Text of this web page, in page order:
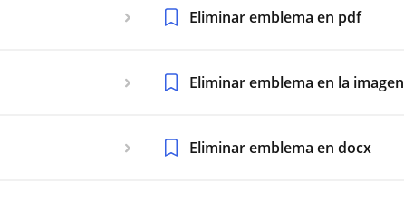
Eliminar emblema en pdf
Eliminar emblema en la imagen
Eliminar emblema en docx